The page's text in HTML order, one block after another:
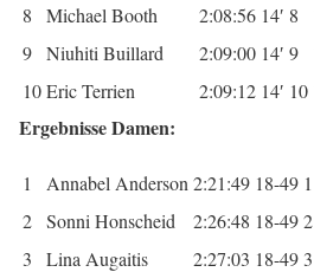
8
Michael Booth 2:08:56 14′ 8
9 Niuhiti Buillard 2:09:00 14′ 9
10Eric Terrien 2:09:12 14′ 10
Ergebnisse Damen:
1 Annabel Anderson 2:21:49 18-49 1
2 Sonni Honscheid 2:26:48 18-492
3
Lina Augaitis 2:27:03 18-49 3